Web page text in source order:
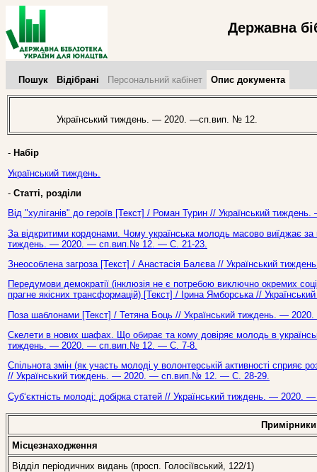
Державна
Пошук Відібрані Персональний кабінет Опис документа
Український тиждень. — 2020. —сп.вип. № 12.
- Набір
Український тиждень.
- Статті, розділи
Від "хуліганів" до героїв [Текст] / Роман Турин // Український
За відкритими кордонами. Чому українська молодь масово виїджає за
тиждень. — 2020. — сп.вип.№ 12. — С. 21-23.
Знеособлена загроза [Текст] / Анастасія Балєва // Український
Передумови демократії (інклюзія не є потребою виключно окремих
прагне якісних трансформацій) [Текст] / Ірина Ямборська //
Поза шаблонами [Текст] / Тетяна Боць // Український тиждень. —
Скелети в нових шафах. Що обирає та кому довіряє молодь в
тиждень. — 2020. — сп.вип.№ 12. — С. 7-8.
Спільнота змін (як участь молоді у волонтерській активності сприяє
// Український тиждень. — 2020. — сп.вип.№ 12. — С. 28-29.
Суб‘єктність молоді: добірка статей // Український тиждень. —
Примірники
Місцезнаходження
Відділ періодичних видань (просп. Голосіївський, 122/1)